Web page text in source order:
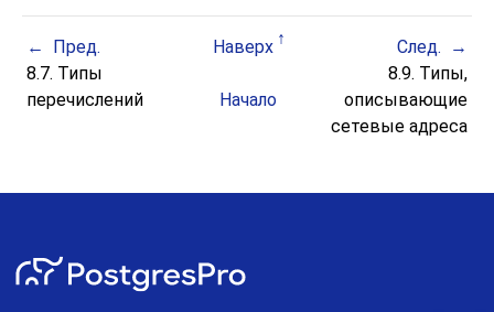
Пред. Наверх
След.
8.7. Типы
перечислений
Начало
8.9. Типы,
описывающие
сетевые адреса